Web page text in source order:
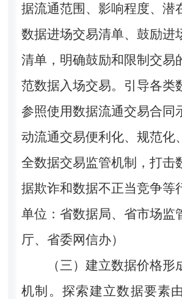
据流通范围、影响程度、潜
数据进场交易清单、鼓励进
清单，明确鼓励和限制交易
范数据入场交易。引导各类
参照使用数据流通交易合同
动流通交易便利化、规范化
全数据交易监管机制，打击
据欺诈和数据不正当竞争等
单位：省数据局、省市场监
厅、省委网信办）
（三）建立数据价格
机制。 探索建立数据要素